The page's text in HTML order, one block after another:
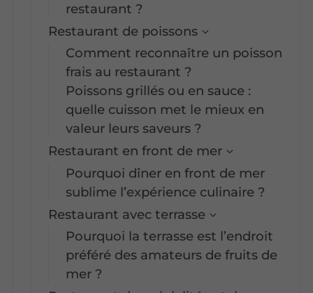
restaurant ?
Restaurant de poissons
Comment reconnaître un poisson
frais au restaurant ?
Poissons grillés ou en sauce :
quelle cuisson met le mieux en
valeur leurs saveurs ?
Restaurant en front de mer
Pourquoi dîner en front de mer
sublime l’expérience culinaire ?
Restaurant avec terrasse
Pourquoi la terrasse est l’endroit
préféré des amateurs de fruits de
mer ?